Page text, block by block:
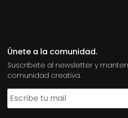
Únete a la comunidad.
Suscribete al newsletter y
comunidad creativa.